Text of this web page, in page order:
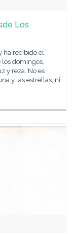
Los
ha recibido el
los domingos,
y reza. No es
y las estrellas, ni